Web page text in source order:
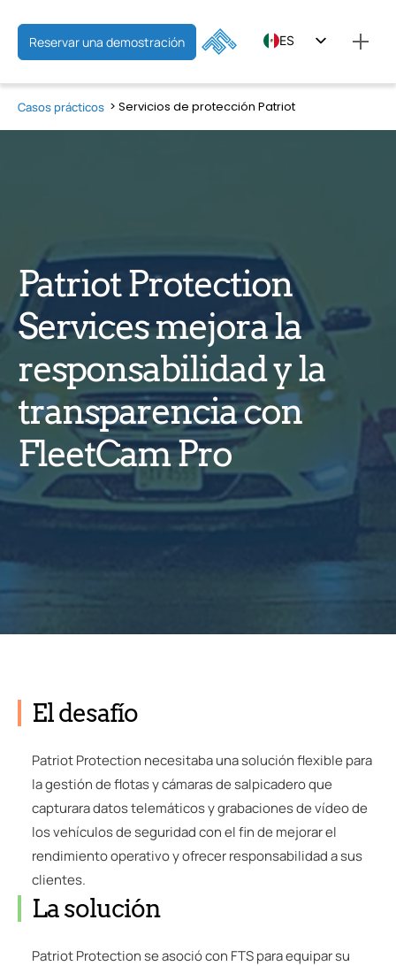
Reservar una demostración ES
FR
Casos prácticos Servicios de protección Patriot
Patriot Protection
Services mejora la
responsabilidad y la
transparencia con
FleetCam Pro
El desafío
Patriot Protection necesitaba una solución flexible para
la gestión de flotas y cámaras de salpicadero que
capturara datos telemáticos y grabaciones de vídeo de
los vehículos de seguridad con el fin de mejorar el
rendimiento operativo y ofrecer responsabilidad a sus
clientes.
La solución
Patriot Protection se asoció con FTS para equipar su